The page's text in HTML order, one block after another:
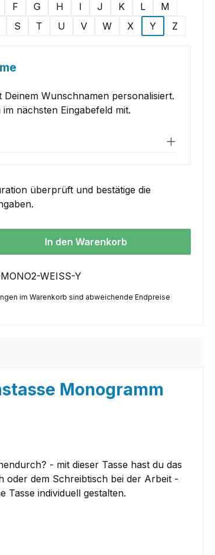
F G H I J K L
M
S T U V W X Y Z
Deinem Wunschnamen personalisiert.
nächsten Eingabefeld mit.
überprüft und bestätige die
Wert ein oder benutze die Schaltflächen
In den Warenkorb
WEISS-Y
im Warenkorb sind abweichende Endpreise
Monogramm
- mit dieser Tasse hast du das
oder dem Schreibtisch bei der Arbeit -
individuell gestalten.